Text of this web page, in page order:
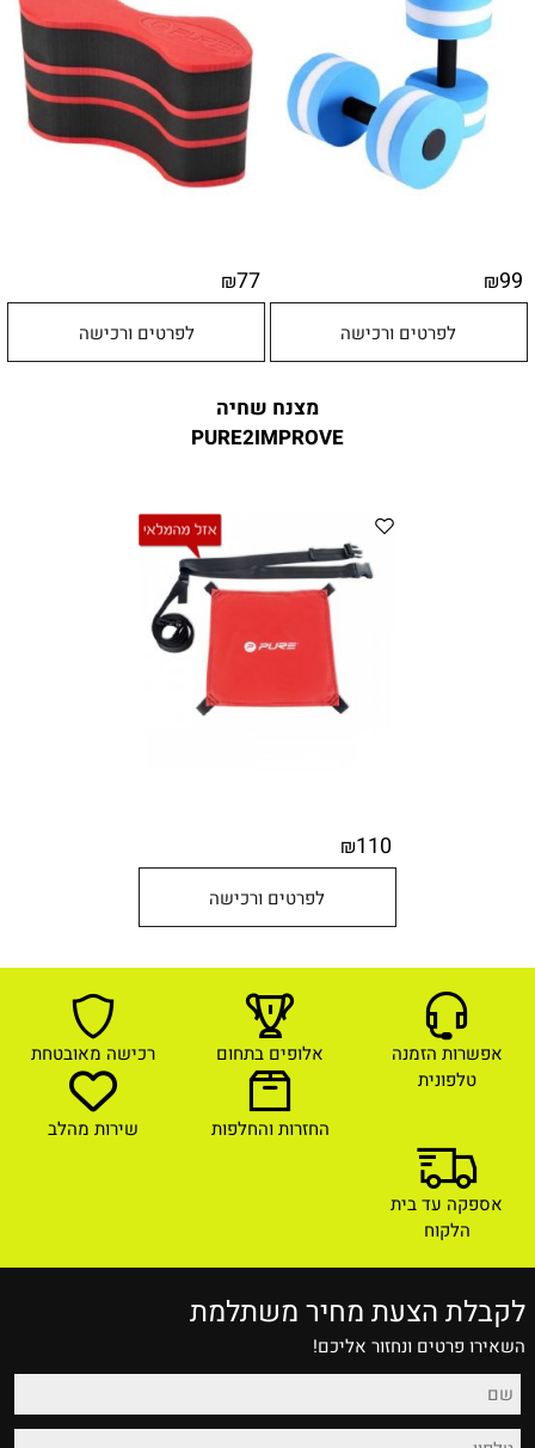
₪99
לפרטים ורכישה
₪77
לפרטים ורכישה
מצנח שחיה
PURE2IMPROVE
₪110
לפרטים ורכישה
אפשרות הזמנה
טלפונית
אלופים בתחום רכישה מאובטחת
החזרות והחלפות שירות מהלב
אספקה עד בית
הלקוח
לקבלת הצעת מחיר משתלמת
השאירו פרטים ונחזור אליכם!